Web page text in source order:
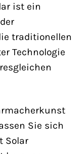
ist ein
traditionellen
Technologie
Sie sich
Solar